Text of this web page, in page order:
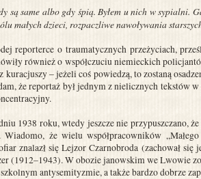
są same albo gdy śpią. Byłem u nich w sypialni.
małych dzieci, rozpaczliwe nawoływania
reporterce o traumatycznych przeżyciach,
również o współczuciu niemieckich
kuracjuszy – jeżeli coś powiedzą, to zostaną
że reportaż był jednym z nielicznych tekstów
1938 roku, wtedy jeszcze nie przypuszczano,
że wielu współpracowników
znalazł się Lejzor Czarnobroda (zachował
(1912–1943). W obozie janowskim we Lwowie
antysemityzmie, a także bardzo dobrze